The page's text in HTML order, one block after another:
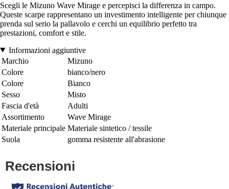
Scegli le Mizuno Wave Mirage e percepisci la differenza in campo.
Queste scarpe rappresentano un investimento intelligente per chiunque
prenda sul serio la pallavolo e cerchi un equilibrio perfetto tra
prestazioni, comfort e stile.
Informazioni aggiuntive
Marchio
Mizuno
Colore
bianco/nero
Colore
Bianco
Sesso
Misto
Fascia d'età
Adulti
Assortimento
Wave Mirage
Materiale principale Materiale sintetico / tessile
Suola
gomma resistente all'abrasione